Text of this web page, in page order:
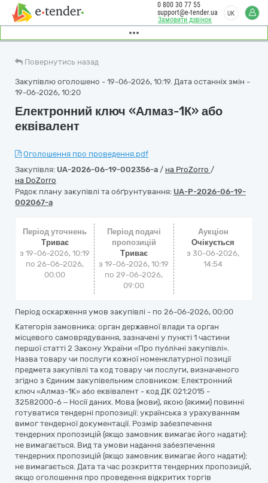
Замовити дзвінок
0 800 30 77 55
support@e-tender.ua
UK
Повернутись назад
Закупівлю оголошено - 19-06-2026, 10:19. Дата останніх змін -
19-06-2026, 10:20
Електронний ключ «Алмаз-1К» або
еквівалент
Оголошення про проведення.pdf
Закупівля: UA-2026-06-19-002356-a / на ProZorro /
на DoZorro
Рядок плану закупівлі та обґрунтування: UA-P-2026-06-19-
002067-a
Період уточнень
Триває
з 19-06-2026, 10:19
по 26-06-2026,
00:00
Період подачі
пропозицій
Триває
з 19-06-2026, 10:19
по 29-06-2026,
09:00
Аукціон
Очікується
з30-06-2026,
14:54
Період оскарження умов закупівлі - по 26-06-2026, 00:00
Категорія замовника: орган державної влади та орган
місцевого самоврядування, зазначені у пункті 1 частини
першої статті 2 Закону України «Про публічні закупівлі».
Назва товару чи послуги кожної номенклатурної позиції
предмета закупівлі та код товару чи послуги, визначеного
згідно з Єдиним закупівельним словником: Електронний
ключ «Алмаз-1К» або еквівалент - код ДК 021:2015 -
32582000-6 – Носії даних. Мова (мови), якою (якими) повинні
готуватися тендерні пропозиції: українська з урахуванням
вимог тендерної документації. Розмір забезпечення
тендерних пропозицій (якщо замовник вимагає його надати):
не вимагається. Вид та умови надання забезпечення
тендерних пропозицій (якщо замовник вимагає його надати):
не вимагається. Дата та час розкриття тендерних пропозицій,
якщо оголошення про проведення відкритих торгів